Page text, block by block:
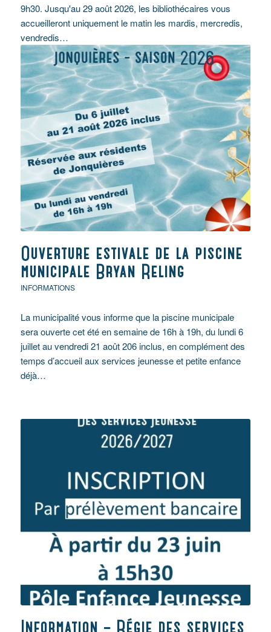
9h30. Jusqu'au 29 août 2026, les bibliothécaires vous
accueilleront uniquement le matin les mardis, mercredis,
vendredis…
Ouverture estivale de la piscine
municipale Bryan Reling
INFORMATIONS
La municipalité vous informe que la piscine municipale
sera ouverte cet été en semaine de 16h à 19h, du lundi 6
juillet au vendredi 21 août 206 inclus, en complément des
temps d’accueil aux services jeunesse et petite enfance
déjà…
Information – Régie des services